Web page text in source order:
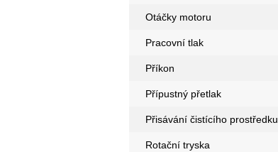
Otáčky motoru
Pracovní tlak
Příkon
Přípustný přetlak
Přisávání čistícího prostředku
Rotační tryska